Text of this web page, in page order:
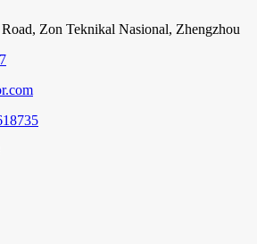
Zon Teknikal Nasional, Zhengzhou